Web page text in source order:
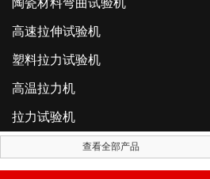
陶瓷材料弯曲试验机
高速拉伸试验机
塑料拉力试验机
高温拉力机
拉力试验机
查看全部产品